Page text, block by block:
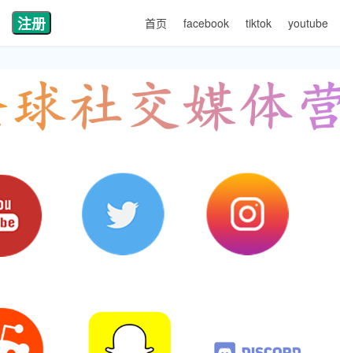
注册 首页 facebook tiktok youtube